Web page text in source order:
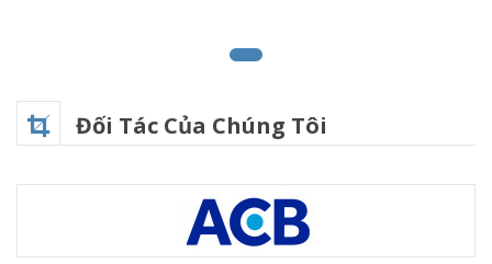
Đối Tác Của Chúng Tôi